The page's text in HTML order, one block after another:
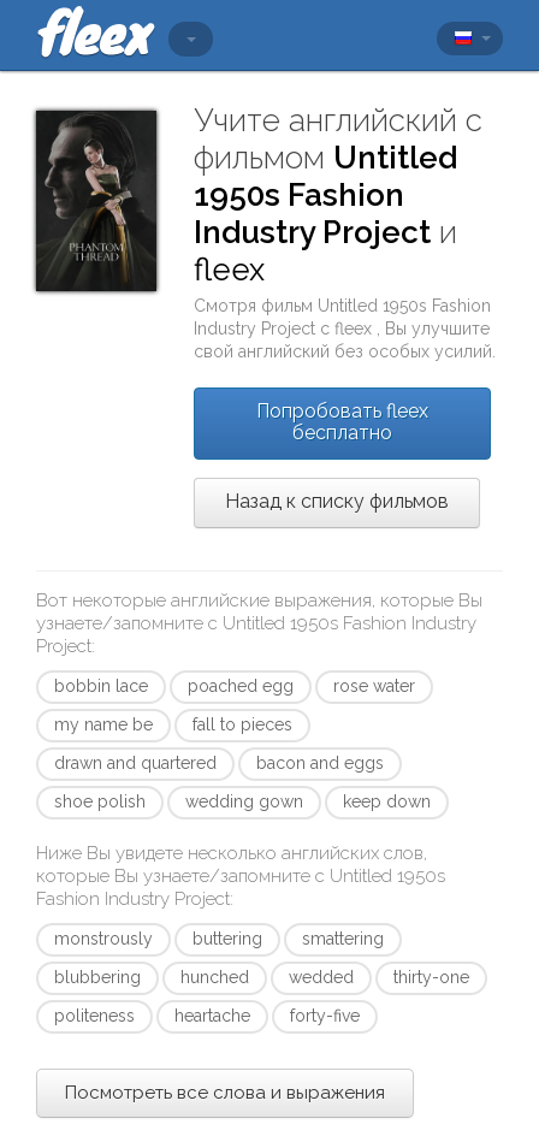
Учите английский с
фильмом Untitled
1950s Fashion
Industry Project и
fleex
Смотря фильм Untitled 1950s Fashion
Industry Project сfleex
, Вы улучшите
свой английский без особых усилий.
Попробовать fleex
бесплатно
Назад к списку фильмов
Вот некоторые английские выражения, которые Вы
узнаете/запомните с Untitled 1950s Fashion Industry
Project:
bobbin lace poached egg
rose water
my name be
fall to pieces
drawn and quartered
bacon and eggs
shoe polish
wedding gown keep down
Ниже Вы увидете несколько английских слов,
которые Вы узнаете/запомните с Untitled 1950s
Fashion Industry Project:
monstrously buttering
smattering
blubbering
hunched wedded
thirty-one
politeness
heartache forty-five
Посмотреть все слова и выражения